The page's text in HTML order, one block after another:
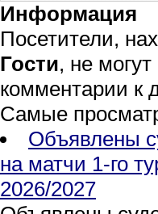
Информация
Посетители,
Гости, не
комментарии к
Самые
Объявлены
на матчи 1-го
2026/2027